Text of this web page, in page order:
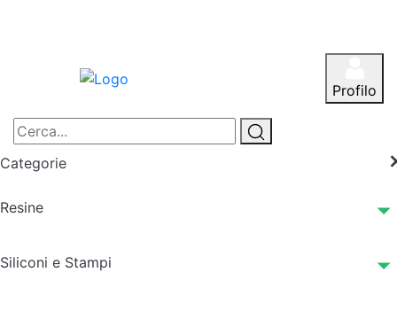
Profilo
Categorie
Resine
Siliconi e Stampi